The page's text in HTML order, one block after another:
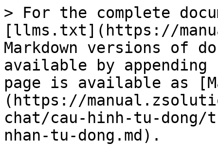
> For the complete
[llms.txt](https://
Markdown versions of
available by
page is available as
(https://
chat/cau-hinh-tu-
nhan-tu-dong.md).